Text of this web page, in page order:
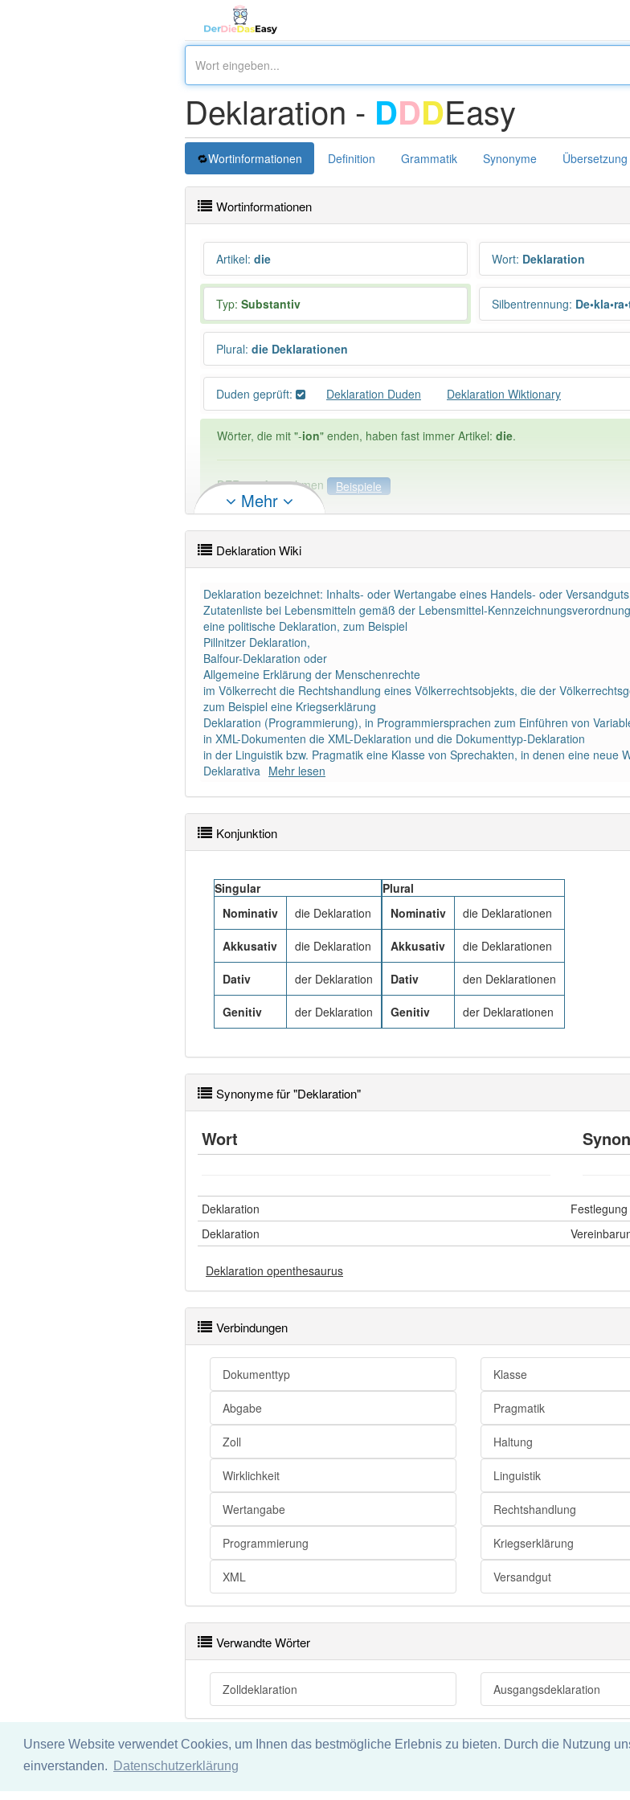
Unsere Website verwendet Cookies, um Ihnen das bestmögliche Erlebnis zu bieten. Durch die Nutzung
einverstanden.
Datenschutzerklärung
Deklaration - DDDEasy
Wortinformationen Definition Grammatik Synonyme Übersetzung
Wortinformationen
Artikel: die Wort: Deklaration
Typ: Substantiv Silbentrennung:
Plural: die Deklarationen
Duden geprüft: Deklaration Duden Deklaration Wiktionary
Wörter, die mit "-ion" enden, haben fast immer Artikel: die.
DER:21Ausnahmen
Beispiele
DIE: 2 809
DAS:114Ausnahmen
Wörter mit Endung-deklaration: 2
95% unserer Spielapp-Nutzer haben den Artikel korrekt erraten.
Mehr
Deklaration Wiki
Deklaration bezeichnet: Inhalts- oder Wertangabe eines Handels- oder
Zutatenliste bei Lebensmitteln gemäß der Lebensmittel-Kennzeichnungsverordnung
eine politische Deklaration, zum Beispiel
Pillnitzer Deklaration,
Balfour-Deklaration oder
Allgemeine Erklärung der Menschenrechte
im Völkerrecht die Rechtshandlung eines Völkerrechtsobjekts, die der
zum Beispiel eine Kriegserklärung
Deklaration (Programmierung), in Programmiersprachen zum Einführen von
in XML-Dokumenten die XML-Deklaration und die Dokumenttyp-Deklaration
in der Linguistik bzw. Pragmatik eine Klasse von Sprechakten, in denen eine
Deklarativa Mehr lesen
Konjunktion
Singular
Nominativ
die Deklaration
Akkusativ die Deklaration
Dativ der Deklaration
Genitiv der Deklaration
Plural
Nominativ
die Deklarationen
Akkusativ die Deklarationen
Dativ den Deklarationen
Genitiv der Deklarationen
Synonyme für "Deklaration"
Wort
Deklaration
Festlegung
Deklaration
Deklaration openthesaurus
Verbindungen
Dokumenttyp Klasse
Abgabe Pragmatik
Zoll Haltung
Wirklichkeit Linguistik
Wertangabe Rechtshandlung
Programmierung Kriegserklärung
XML Versandgut
Verwandte Wörter
Zolldeklaration Ausgangsdeklaration
Impressum
Wir übernehmen keine Garantie und keine Haftung für die Richtigkeit und